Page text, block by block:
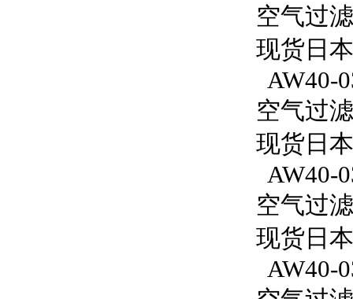
空气过
现货日
AW40-
空气过
现货日
AW40-
空气过
现货日
AW40-